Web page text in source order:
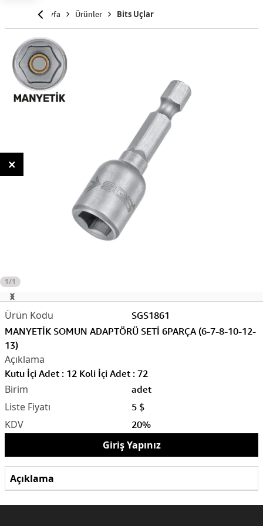
Anasayfa Ürünler Bits Uçlar
1/1
SGS1861
MANYETİK SOMUN ADAPTÖRÜ SETİ 6PARÇA (6-7-8-10-12-
13)
Kutu İçi Adet : 12 Koli İçi Adet : 72
adet
5 $
20%
Giriş Yapınız
Açıklama
×